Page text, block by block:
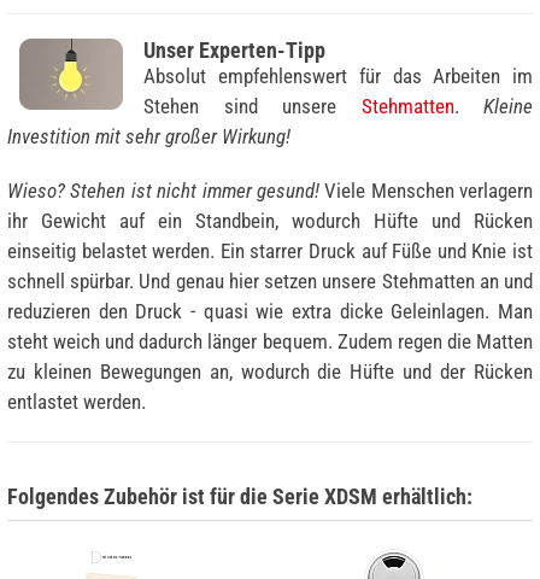
Unser Experten-Tipp
Absolut empfehlenswert für das Arbeiten im
Stehen sind unsere Stehmatten. Kleine
Investition mit sehr großer Wirkung!
Wieso? Stehen ist nicht immer gesund!Viele Menschen verlagern
ihr Gewicht auf ein Standbein, wodurch Hüfte und Rücken
einseitig belastet werden. Ein starrer Druck auf Füße und Knie ist
schnell spürbar. Und genau hier setzen unsere Stehmatten an und
reduzieren den Druck - quasi wie extra dicke Geleinlagen. Man
steht weich und dadurch länger bequem. Zudem regen die Matten
zu kleinen Bewegungen an, wodurch die Hüfte und der Rücken
entlastet werden.
Folgendes Zubehör ist für die Serie XDSM erhältlich: